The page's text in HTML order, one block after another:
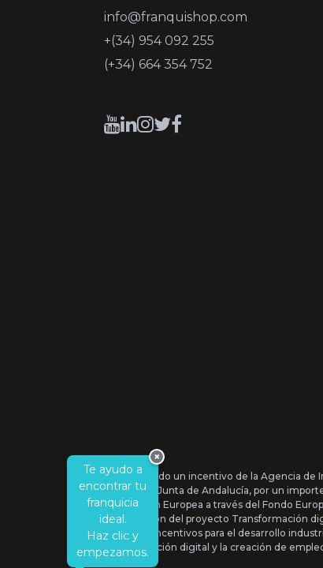
info@franquishop.com
+(34) 954 092 255
(+34) 664 354 752
Se ha recibido un incentivo de la Agencia de
IDEA, de la Junta de Andalucía, por un
por la Unión Europea a través del Fondo
la realización del proyecto Transformación
Orden de Incentivos para el desarrollo
transformación digital y la creación de
Te ayudo a
encontrar tu
franquicia
ideal.
Haz clic y
empezamos.
×